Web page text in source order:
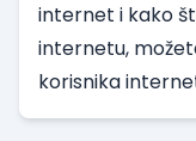
internet i kako
internetu,
korisnika